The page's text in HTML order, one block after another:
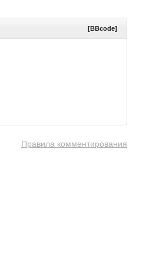
[BBcode]
Правила комментирования